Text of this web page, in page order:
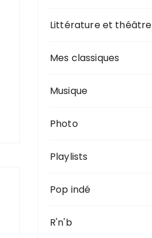
Littérature et théâtre
Mes classiques
Musique
Photo
Playlists
Pop indé
R'n'b